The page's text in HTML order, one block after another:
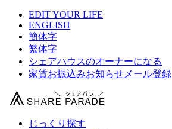
EDIT YOUR LIFE
ENGLISH
簡体字
繁体字
シェアハウスのオーナーになる
家賃お振込みお知らせメール登録
じっくり探す